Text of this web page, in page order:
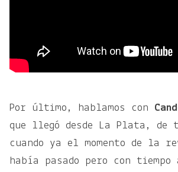
Por último, hablamos con
que llegó desde La Plata, de
cuando ya el momento de la
había pasado pero con tiempo